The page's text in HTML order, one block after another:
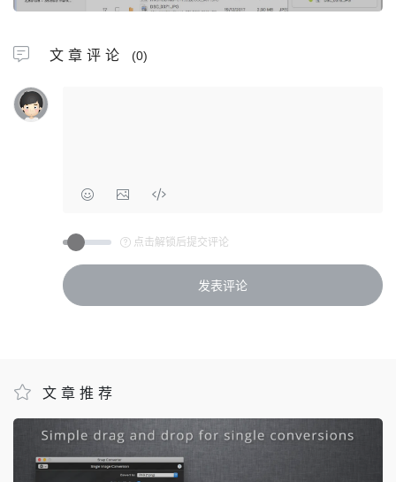
文章评论 (0)
点击解锁后提交评论
文章推荐